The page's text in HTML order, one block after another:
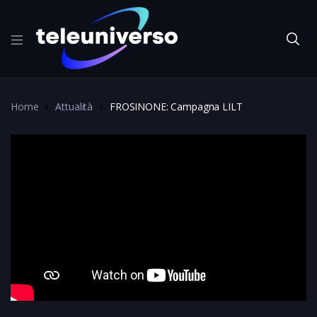
Home Attualità FROSINONE: Campagna LILT